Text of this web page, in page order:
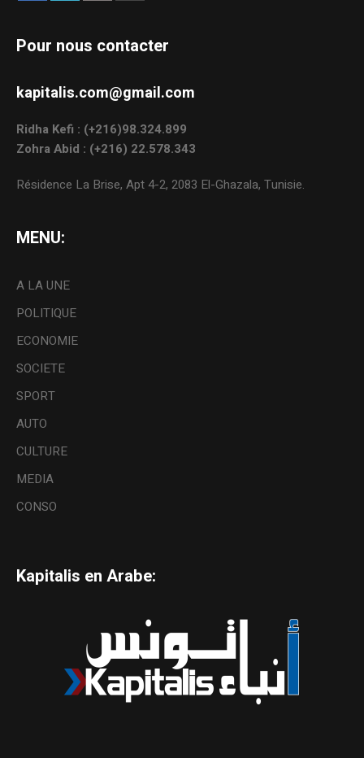
Pour nous contacter
kapitalis.com@gmail.com
Ridha Kefi : (+216)98.324.899
Zohra Abid : (+216) 22.578.343
Résidence La Brise, Apt 4-2, 2083 El-Ghazala, Tunisie.
MENU:
A LA UNE
POLITIQUE
ECONOMIE
SOCIETE
SPORT
AUTO
CULTURE
MEDIA
CONSO
Kapitalis en Arabe: